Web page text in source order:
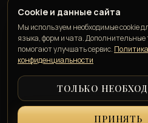
ITALIAN OFFICE
+39 351 352 1163
GEORGIAN OFFICE
+995 550 00 57 50
Cookie и данные сайта
Мы используем необходимые cookie
языка, форм и чата. Дополнительные
помогают улучшать сервис. Политика
конфиденциальности
ТОЛЬКО
ПРИНЯТЬ